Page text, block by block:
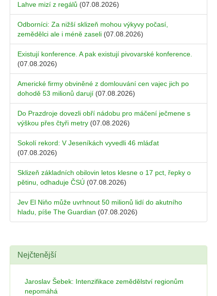
Lahve mizí z regálů (07.08.2026)
Odborníci: Za nižší sklizeň mohou výkyvy počasí,
zemědělci ale i méně zaseli (07.08.2026)
Existují konference. A pak existují pivovarské konference.
(07.08.2026)
Americké firmy obviněné z domlouvání cen vajec jich po
dohodě 53 milionů darují (07.08.2026)
Do Prazdroje dovezli obří nádobu pro máčení ječmene s
výškou přes čtyři metry (07.08.2026)
Sokolí rekord: V Jeseníkách vyvedli 46 mláďat
(07.08.2026)
Sklizeň základních obilovin letos klesne o 17 pct, řepky o
pětinu, odhaduje ČSÚ (07.08.2026)
Jev El Niňo může uvrhnout 50 milionů lidí do akutního
hladu, píše The Guardian (07.08.2026)
Nejčtenější
Jaroslav Šebek: Intenzifikace zemědělství regionům
nepomáhá